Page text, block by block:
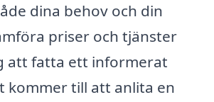
dina behov och din
priser och tjänster
att fatta ett informerat
kommer till att anlita en